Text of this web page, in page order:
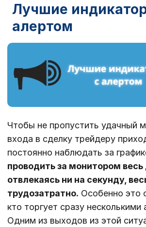
Лучшие
алертом
Чтобы не пропустить удачный
входа в сделку трейдеру
постоянно наблюдать за
проводить за монитором весь
отвлекаясь ни на секунду,
трудозатратно. Особенно это
кто торгует сразу несколькими
Одним из выходов из этой